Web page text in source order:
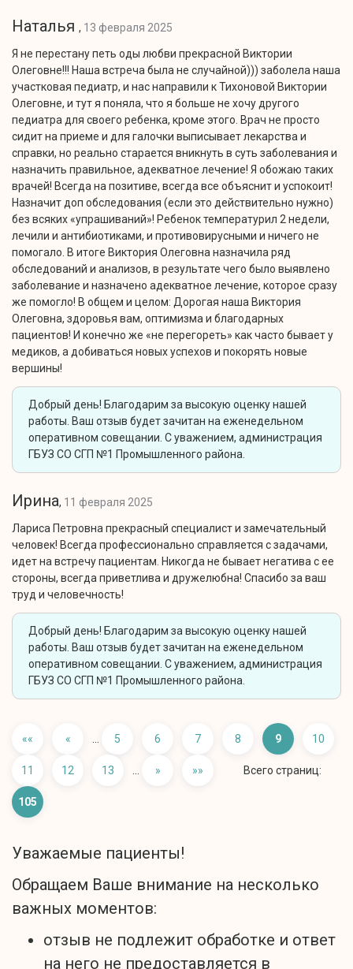
Наталья , 13 февраля 2025
Я не перестану петь оды любви прекрасной Виктории
Олеговне!!! Наша встреча была не случайной))) заболела наша
участковая педиатр, и нас направили к Тихоновой Виктории
Олеговне, и тут я поняла, что я больше не хочу другого
педиатра для своего ребенка, кроме этого. Врач не просто
сидит на приеме и для галочки выписывает лекарства и
справки, но реально старается вникнуть в суть заболевания и
назначить правильное, адекватное лечение! Я обожаю таких
врачей! Всегда на позитиве, всегда все объяснит и успокоит!
Назначит доп обследования (если это действительно нужно)
без всяких «упрашиваний»! Ребенок температурил 2 недели,
лечили и антибиотиками, и противовирусными и ничего не
помогало. В итоге Виктория Олеговна назначила ряд
обследований и анализов, в результате чего было выявлено
заболевание и назначено адекватное лечение, которое сразу
же помогло! В общем и целом: Дорогая наша Виктория
Олеговна, здоровья вам, оптимизма и благодарных
пациентов! И конечно же «не перегореть» как часто бывает у
медиков, а добиваться новых успехов и покорять новые
вершины!
Добрый день! Благодарим за высокую оценку нашей
работы. Ваш отзыв будет зачитан на еженедельном
оперативном совещании. С уважением, администрация
ГБУЗ СО СГП №1 Промышленного района.
Ирина, 11 февраля 2025
Лариса Петровна прекрасный специалист и замечательный
человек! Всегда профессионально справляется с задачами,
идет на встречу пациентам. Никогда не бывает негатива с ее
стороны, всегда приветлива и дружелюбна! Спасибо за ваш
труд и человечность!
Добрый день! Благодарим за высокую оценку нашей
работы. Ваш отзыв будет зачитан на еженедельном
оперативном совещании. С уважением, администрация
ГБУЗ СО СГП №1 Промышленного района.
«« « 5 6 7 8 9 10
11 12 13 » »» Всего страниц:
105
Уважаемые пациенты!
Обращаем Ваше внимание на несколько
важных моментов:
отзыв не подлежит обработке и ответ
на него не предоставляется в